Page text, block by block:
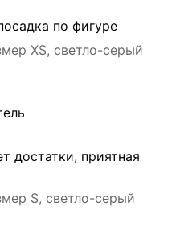
по фигуре
XS, светло-серый
достатки, приятная
S, светло-серый